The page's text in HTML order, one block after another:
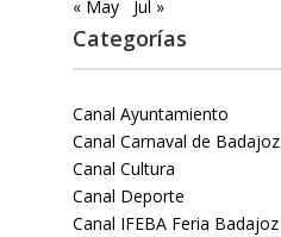
« May
Jul »
Categorías
Canal Ayuntamiento
Canal Carnaval de Badajoz
Canal Cultura
Canal Deporte
Canal IFEBA Feria Badajoz